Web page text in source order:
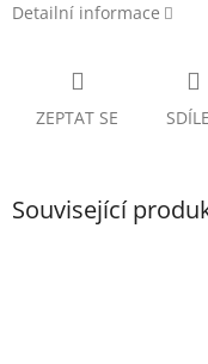
Detailní informace
ZEPTAT SE
Související